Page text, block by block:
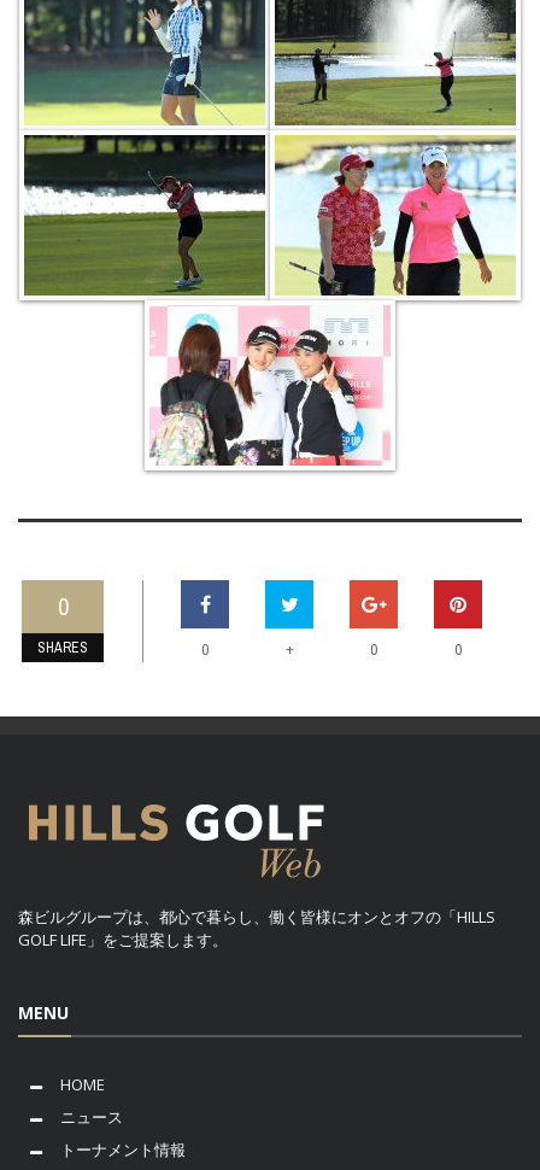
0
SHARES 0 + 0 0
森ビルグループは、都心で暮らし、働く皆様にオンとオフの「HILLS
GOLF LIFE」をご提案します。
MENU
HOME
ニュース
トーナメント情報